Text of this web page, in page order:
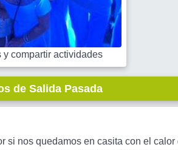
y compartir actividades
de Salida Pasada
nos quedamos en casita con el